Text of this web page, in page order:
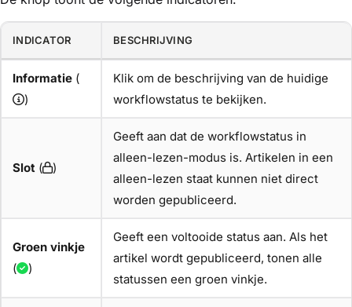
INDICATOR BESCHRIJVING
Informatie (
)
Klik om de beschrijving van de huidige
workflowstatus te bekijken.
Slot ( )
Geeft aan dat de workflowstatus in
alleen-lezen-modus is. Artikelen in een
alleen-lezen staat kunnen niet direct
worden gepubliceerd.
Groen vinkje
(
)
Geeft een voltooide status aan. Als het
artikel wordt gepubliceerd, tonen alle
statussen een groen vinkje.